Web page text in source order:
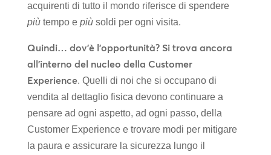
acquirenti di tutto il mondo riferisce di spendere
più tempo e piùsoldi per ogni visita.
Quindi… dov’è l’opportunità? Si trova ancora
all’interno del nucleo della Customer
Experience. Quelli di noi che si occupano di
vendita al dettaglio fisica devono continuare a
pensare ad ogni aspetto, ad ogni passo, della
Customer Experience e trovare modi per mitigare
la paura e assicurare la sicurezza lungo il